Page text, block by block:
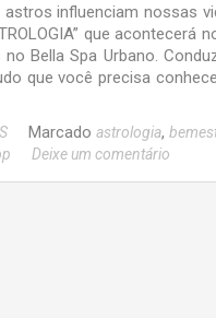
influenciam nossas
que acontecerá
Bella Spa Urbano.
que você precisa
Marcado astrologia,
Deixe um comentário